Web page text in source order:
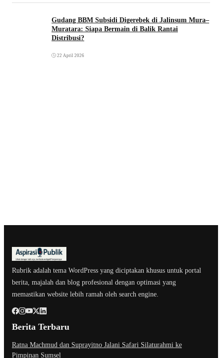
Gudang BBM Subsidi Digerebek di Jalinsum Mura–
Muratara: Siapa Bermain di Balik Rantai
Distribusi?
22 April 2026
Rubrik adalah tema WordPress yang diciptakan khusus untuk portal
berita, majalah dan blog profesional dengan optimasi yang
memastikan website lebih ramah oleh search engine.
Berita Terbaru
Ratna Machmud dan Suprayitno Jalani Safari Silaturahmi ke
Pimpinan Sumsel